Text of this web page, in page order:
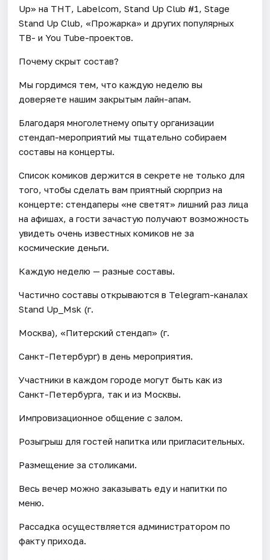
Up» на ТНТ, Labelcom, Stand Up Club #1, Stage
Stand Up Club, «Прожарка» и других популярных
ТВ- и You Tube-проектов.
Почему скрыт состав?
Мы гордимся тем, что каждую неделю вы
доверяете нашим закрытым лайн-апам.
Благодаря многолетнему опыту организации
стендап-мероприятий мы тщательно собираем
составы на концерты.
Список комиков держится в секрете не только для
того, чтобы сделать вам приятный сюрприз на
концерте: стендаперы «не светят» лишний раз лица
на афишах, а гости зачастую получают возможность
увидеть очень известных комиков не за
космические деньги.
Каждую неделю — разные составы.
Частично составы открываются в Telegram-каналах
Stand Up_Msk (г.
Москва), «Питерский стендап» (г.
Санкт-Петербург) в день мероприятия.
Участники в каждом городе могут быть как из
Санкт-Петербурга, так и из Москвы.
Импровизационное общение с залом.
Розыгрыш для гостей напитка или пригласительных.
Размещение за столиками.
Весь вечер можно заказывать еду и напитки по
меню.
Рассадка осуществляется администратором по
факту прихода.